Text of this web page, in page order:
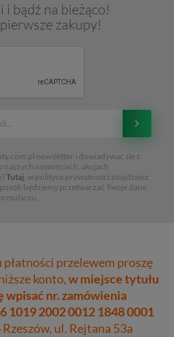
bądź na bieżąco!
zakupy!
newsletter i dowiadywać sie z
naszych nowościach, akcjach
Tutaj, w polityce prywatności znajdziesz
będziemy przetwarzać Twoje dane
przelewem proszę
konto,w miejsce tytułu
wpisać nr. zamówienia
1019 2002 0012 1848 0001
ul. Rejtana 53a